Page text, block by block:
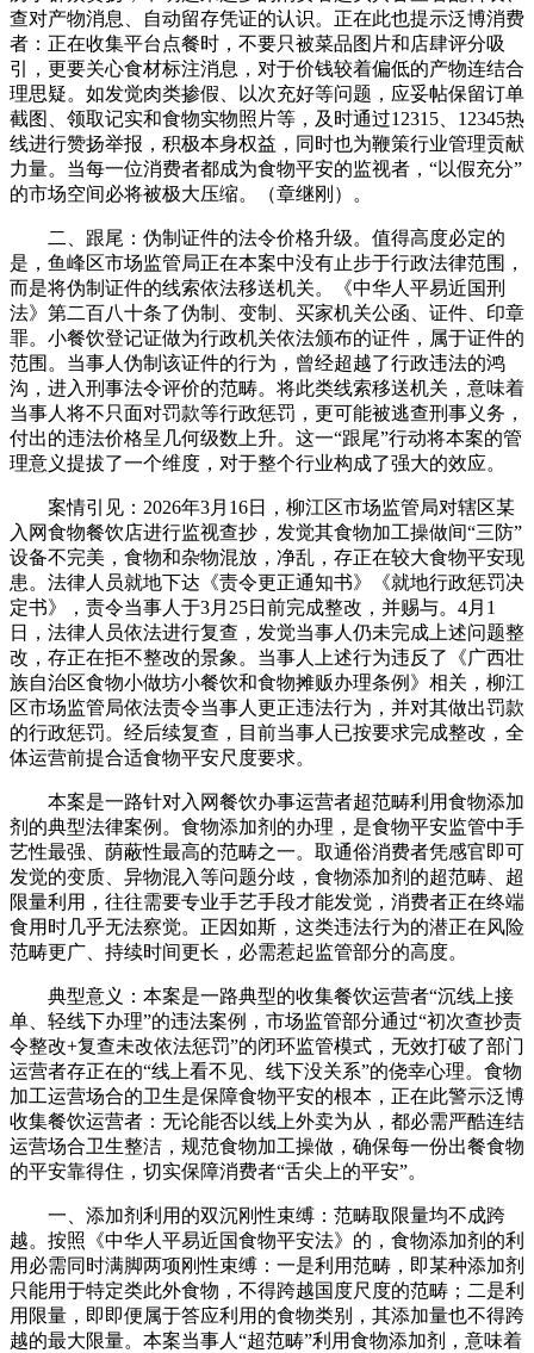
查对产物消息、自动留存凭证的认识。正在此也提示泛博消费
者：正在收集平台点餐时，不要只被菜品图片和店肆评分吸
引，更要关心食材标注消息，对于价钱较着偏低的产物连结合
理思疑。如发觉肉类掺假、以次充好等问题，应妥帖保留订单
截图、领取记实和食物实物照片等，及时通过12315、12345热
线进行赞扬举报，积极本身权益，同时也为鞭策行业管理贡献
力量。当每一位消费者都成为食物平安的监视者，“以假充分”
的市场空间必将被极大压缩。（章继刚）。
二、跟尾：伪制证件的法令价格升级。值得高度必定的
是，鱼峰区市场监管局正在本案中没有止步于行政法律范围，
而是将伪制证件的线索依法移送机关。《中华人平易近国刑
法》第二百八十条了伪制、变制、买家机关公函、证件、印章
罪。小餐饮登记证做为行政机关依法颁布的证件，属于证件的
范围。当事人伪制该证件的行为，曾经超越了行政违法的鸿
沟，进入刑事法令评价的范畴。将此类线索移送机关，意味着
当事人将不只面对罚款等行政惩罚，更可能被逃查刑事义务，
付出的违法价格呈几何级数上升。这一“跟尾”行动将本案的管
理意义提拔了一个维度，对于整个行业构成了强大的效应。
案情引见：2026年3月16日，柳江区市场监管局对辖区某
入网食物餐饮店进行监视查抄，发觉其食物加工操做间“三防”
设备不完美，食物和杂物混放，净乱，存正在较大食物平安现
患。法律人员就地下达《责令更正通知书》《就地行政惩罚决
定书》，责令当事人于3月25日前完成整改，并赐与。4月1
日，法律人员依法进行复查，发觉当事人仍未完成上述问题整
改，存正在拒不整改的景象。当事人上述行为违反了《广西壮
族自治区食物小做坊小餐饮和食物摊贩办理条例》相关，柳江
区市场监管局依法责令当事人更正违法行为，并对其做出罚款
的行政惩罚。经后续复查，目前当事人已按要求完成整改，全
体运营前提合适食物平安尺度要求。
本案是一路针对入网餐饮办事运营者超范畴利用食物添加
剂的典型法律案例。食物添加剂的办理，是食物平安监管中手
艺性最强、荫蔽性最高的范畴之一。取通俗消费者凭感官即可
发觉的变质、异物混入等问题分歧，食物添加剂的超范畴、超
限量利用，往往需要专业手艺手段才能发觉，消费者正在终端
食用时几乎无法察觉。正因如斯，这类违法行为的潜正在风险
范畴更广、持续时间更长，必需惹起监管部分的高度。
典型意义：本案是一路典型的收集餐饮运营者“沉线上接
单、轻线下办理”的违法案例，市场监管部分通过“初次查抄责
令整改+复查未改依法惩罚”的闭环监管模式，无效打破了部门
运营者存正在的“线上看不见、线下没关系”的侥幸心理。食物
加工运营场合的卫生是保障食物平安的根本，正在此警示泛博
收集餐饮运营者：无论能否以线上外卖为从，都必需严酷连结
运营场合卫生整洁，规范食物加工操做，确保每一份出餐食物
的平安靠得住，切实保障消费者“舌尖上的平安”。
一、添加剂利用的双沉刚性束缚：范畴取限量均不成跨
越。按照《中华人平易近国食物平安法》的，食物添加剂的利
用必需同时满脚两项刚性束缚：一是利用范畴，即某种添加剂
只能用于特定类此外食物，不得跨越国度尺度的范畴；二是利
用限量，即即便属于答应利用的食物类别，其添加量也不得跨
越的最大限量。本案当事人“超范畴”利用食物添加剂，意味着